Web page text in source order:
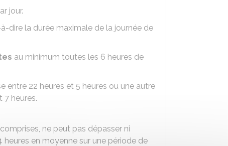
jour.
dire la durée maximale de la journée de
au minimum toutes les 6 heures de
entre 22 heures et 5 heures ou une autre
7 heures.
ne peut pas dépasser ni
heures en moyenne sur une période de